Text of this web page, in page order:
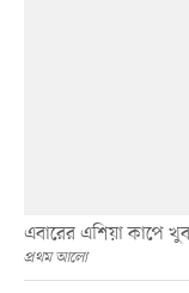
এবারের এশিয়া কাপে
প্রথম আলো